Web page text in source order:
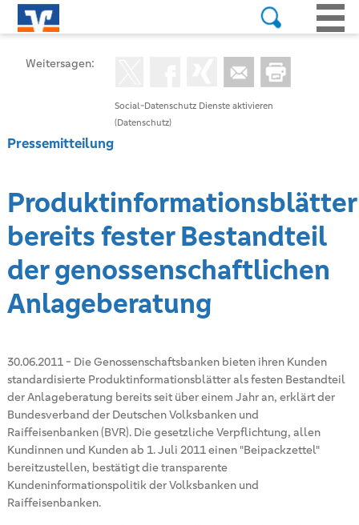
Social-Datenschutz Dienste aktivieren
(Datenschutz)
Weitersagen:
Pressemitteilung
Produktinformationsblätter
bereits fester Bestandteil
der genossenschaftlichen
Anlageberatung
30.06.2011- Die Genossenschaftsbanken bieten ihren Kunden
standardisierte Produktinformationsblätter als festen Bestandteil
der Anlageberatung bereits seit über einem Jahr an, erklärt der
Bundesverband der Deutschen Volksbanken und
Raiffeisenbanken (BVR). Die gesetzliche Verpflichtung, allen
Kundinnen und Kunden ab 1. Juli 2011 einen "Beipackzettel"
bereitzustellen, bestätigt die transparente
Kundeninformationspolitik der Volksbanken und
Raiffeisenbanken.